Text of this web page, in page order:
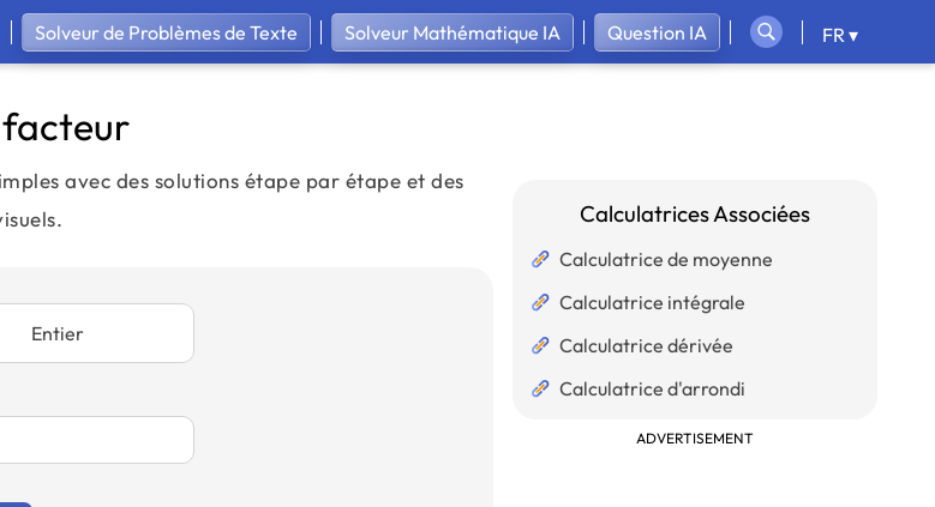
Solveur de Problèmes de Texte Solveur Mathématique IA Question IA FR ▾
avec des solutions étape par étape et des
Entier
Calculatrices Associées
Calculatrice de moyenne
Calculatrice intégrale
Calculatrice dérivée
Calculatrice d'arrondi
ADVERTISEMENT